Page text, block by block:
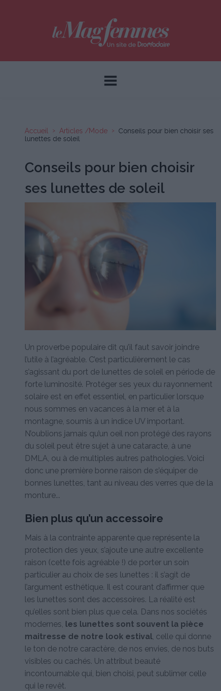
Accueil Articles /Mode
Conseils pour bien choisir ses
lunettes de soleil
Conseils pour bien choisir
ses lunettes de soleil
Un proverbe populaire dit qu’il faut savoir joindre
l’utile à l’agréable. C’est particulièrement le cas
s’agissant du port de lunettes de soleil en période de
forte luminosité. Protéger ses yeux du rayonnement
solaire est en effet essentiel, en particulier lorsque
nous sommes en vacances à la mer et à la
montagne, soumis à un indice UV important.
N’oublions jamais qu’un oeil non protégé des rayons
du soleil peut être sujet à une cataracte, à une
DMLA, ou à de multiples autres pathologies. Voici
donc une première bonne raison de s’équiper de
bonnes lunettes, tant au niveau des verres que de la
monture...
Bien plus qu’un accessoire
Mais à la contrainte apparente que représente la
protection des yeux, s’ajoute une autre excellente
raison (cette fois agréable !) de porter un soin
particulier au choix de ses lunettes : il s’agit de
l’argument esthétique. Il est courant d’affirmer que
les lunettes sont des accessoires. La réalité est
qu’elles sont bien plus que cela. Dans nos sociétés
modernes, les lunettes sont souvent la pièce
maitresse de notre look estival , celle qui donne
le ton de notre caractère, de nos envies, de nos buts
visibles ou cachés. Un attribut beauté
incontournable qui, bien choisi, peut sublimer celle
qui le revêt.